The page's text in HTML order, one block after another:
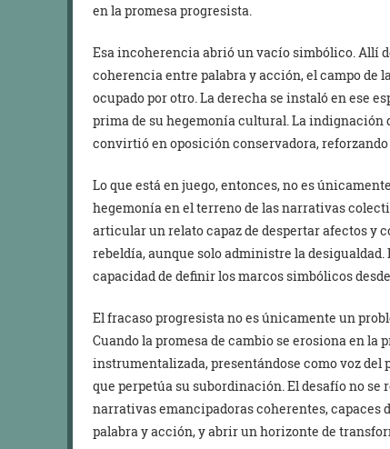
en la promesa progresista.
Esa incoherencia abrió un vacío simbólico. Allí
coherencia entre palabra y acción, el campo de
ocupado por otro. La derecha se instaló en ese
prima de su hegemonía cultural. La indignación
convirtió en oposición conservadora,
Lo que está en juego, entonces, no es
hegemonía en el terreno de las narrativas
articular un relato capaz de despertar afectos y
rebeldía, aunque solo administre la
capacidad de definir los marcos simbólicos
El fracaso progresista no es únicamente un
Cuando la promesa de cambio se erosiona en
instrumentalizada, presentándose como voz del
que perpetúa su subordinación. El desafío no
narrativas emancipadoras coherentes, capaces
palabra y acción, y abrir un horizonte de